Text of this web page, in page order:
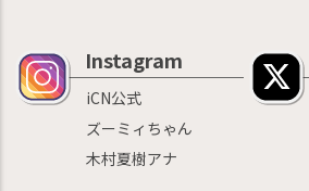
Instagram
iCN公式
ズーミィちゃん
木村夏樹アナ